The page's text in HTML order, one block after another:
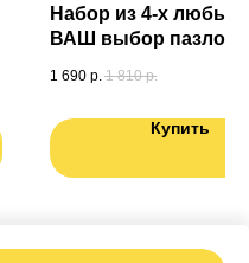
Набор из 4-х любых
ВАШ выбор пазлов
1 690 р. 1 810 р.
Купить